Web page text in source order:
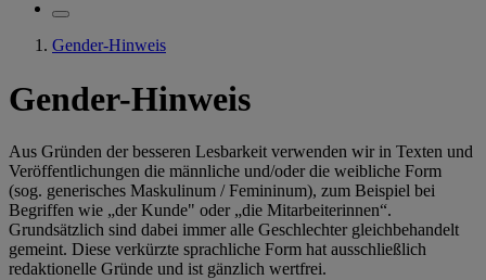
Gender-Hinweis
Gender-Hinweis
Aus Gründen der besseren Lesbarkeit verwenden wir in Texten und
Veröffentlichungen die männliche und/oder die weibliche Form
(sog. generisches Maskulinum / Femininum), zum Beispiel bei
Begriffen wie „der Kunde" oder „die Mitarbeiterinnen“.
Grundsätzlich sind dabei immer alle Geschlechter gleichbehandelt
gemeint. Diese verkürzte sprachliche Form hat ausschließlich
redaktionelle Gründe und ist gänzlich wertfrei.